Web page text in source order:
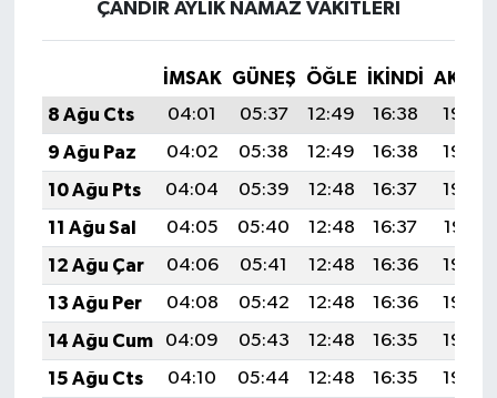
ÇANDIR AYLIK NAMAZ VAKITLERI
İMSAK GÜNEŞ ÖĞLE İKINDI
8 Ağu Cts
04:01 05:37 12:49 16:38
19:50
9 Ağu Paz
04:02 05:38 12:49 16:38
19:49
10 Ağu Pts
04:04 05:39 12:48 16:37
19:48
11 Ağu Sal
04:05 05:40 12:48 16:37
19:47
12 Ağu Çar
04:06 05:41 12:48 16:36
19:45
13 Ağu Per
04:08 05:42 12:48 16:36
19:44
14 Ağu Cum
04:09 05:43 12:48 16:35
19:43
15 Ağu Cts
04:10 05:44 12:48 16:35
19:42